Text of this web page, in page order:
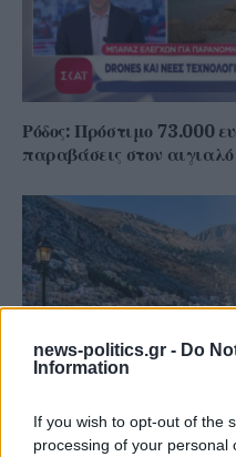
news-politics.gr - Do
Information
If you wish to opt-out of the
processing of your personal
Ρόδος: Πρόστιμο 73.000
παραβάσεις στον αιγιαλό